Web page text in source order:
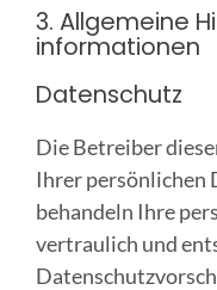
3. Allgemeine
informationen
Datenschutz
Die Betreiber
Ihrer persönlichen
behandeln Ihre
vertraulich und